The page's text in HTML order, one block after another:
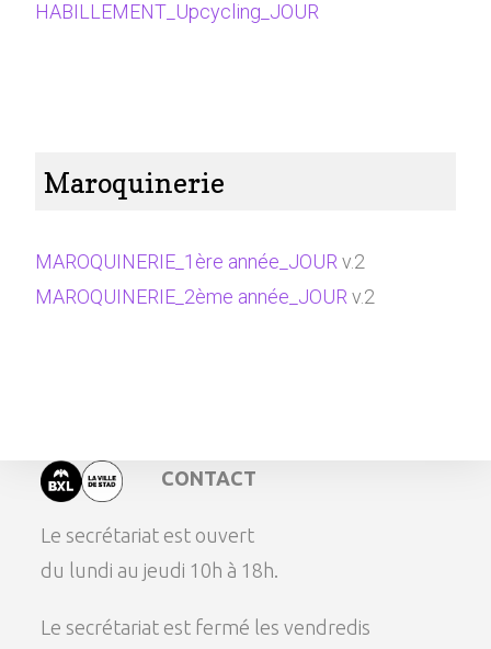
HABILLEMENT_Upcycling_JOUR
Maroquinerie
MAROQUINERIE_1ère année_JOUR v.2
MAROQUINERIE_2ème année_JOURv.2
CONTACT
Le secrétariat est ouvert
du lundi au jeudi 10h à 18h.
Le secrétariat est fermé les vendredis